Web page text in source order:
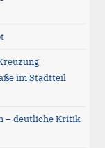
im Stadtteil
– deutliche Kritik